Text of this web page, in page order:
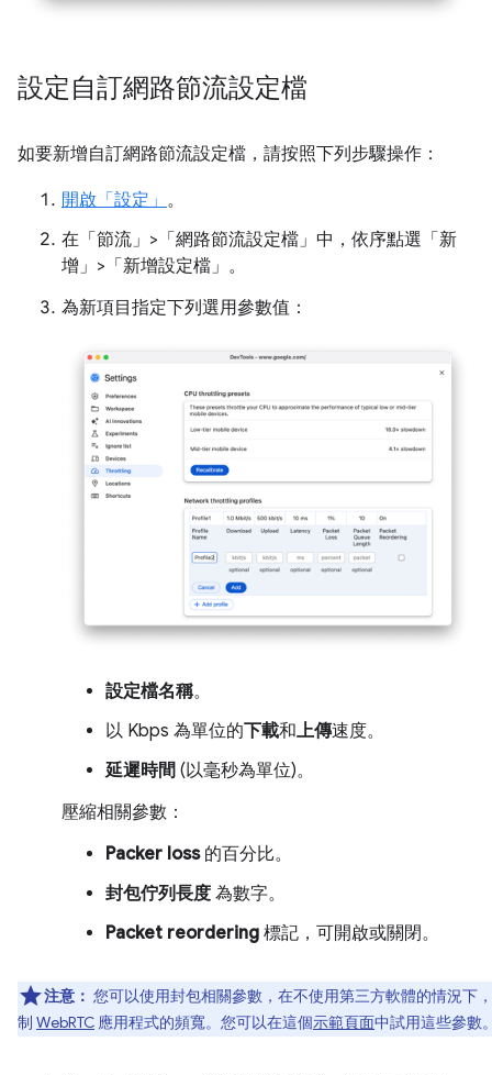
設定自訂網路節流設定檔
如要新增自訂網路節流設定檔，請按照下列步驟操作：
開啟「設定」 。
在「節流」 >「網路節流設定檔」 中，依序點選「新
增」 >「新增設定檔」 。
為新項目指定下列選用參數值：
設定檔名稱。
以 Kbps 為單位的下載和上傳速度。
延遲時間 (以毫秒為單位)。
壓縮相關參數：
Packer loss的百分比。
封包佇列長度 為數字。
Packet reordering 標記，可開啟或關閉。
注意： 您可以使用封包相關參數，在不使用第三方軟體的情況下
制 WebRTC 應用程式的頻寬。您可以在這個示範頁面中試用這些參數